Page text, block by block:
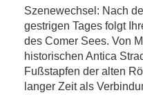
Szenewechsel: Nach
gestrigen Tages folgt
des Comer Sees. Von
historischen Antica
Fußstapfen der alten
langer Zeit als